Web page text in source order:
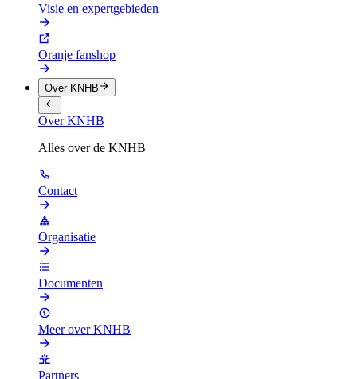
Visie en expertgebieden
Oranje fanshop
Over KNHB
Over KNHB
Alles over de KNHB
Contact
Organisatie
Documenten
Meer over KNHB
Partners